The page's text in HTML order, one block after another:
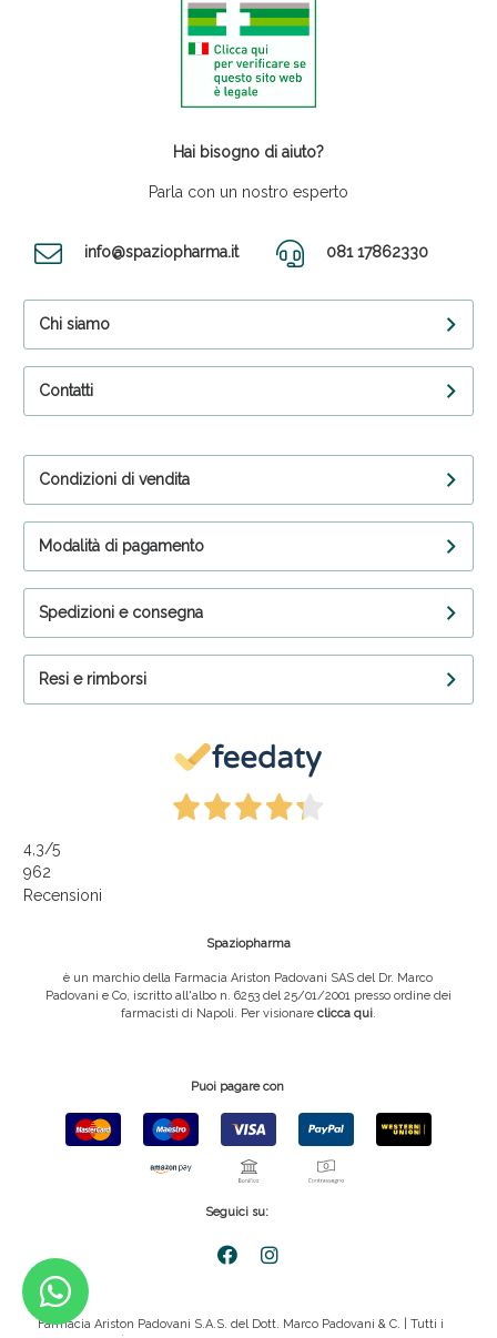
Hai bisogno di aiuto?
Parla con un nostro esperto
info@spaziopharma.it 081 17862330
Chi siamo
Contatti
Condizioni di vendita
Modalità di pagamento
Spedizioni e consegna
Resi e rimborsi
4,3/5
962
Recensioni
Spaziopharma
è un marchio della Farmacia Ariston Padovani SAS del Dr. Marco
Padovani e Co, iscritto all'albo n. 6253 del 25/01/2001 presso ordine dei
farmacisti di Napoli. Per visionare clicca qui.
Puoi pagare con
Seguici su:
Farmacia Ariston Padovani S.A.S. del Dott. Marco Padovani & C. | Tutti i